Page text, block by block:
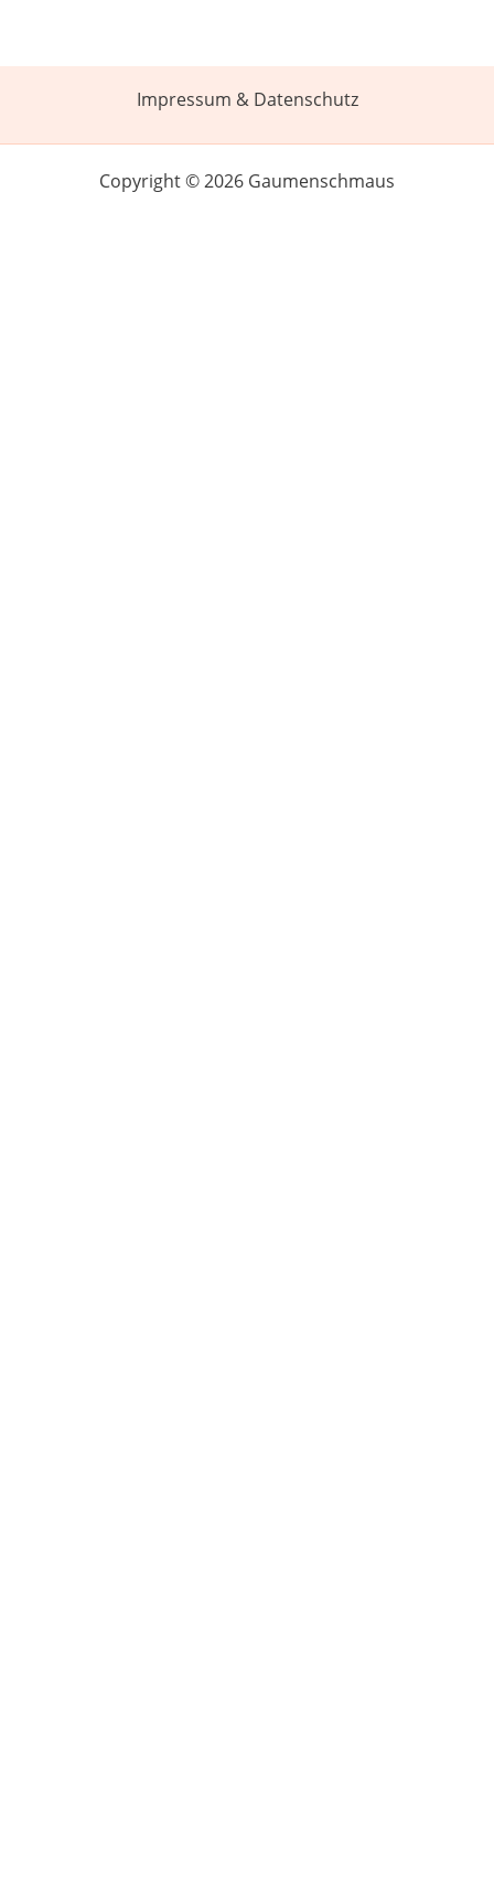
Impressum & Datenschutz
Copyright © 2026 Gaumenschmaus